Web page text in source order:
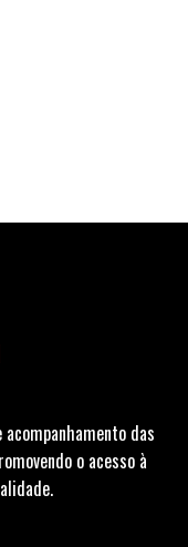
das
o acesso à